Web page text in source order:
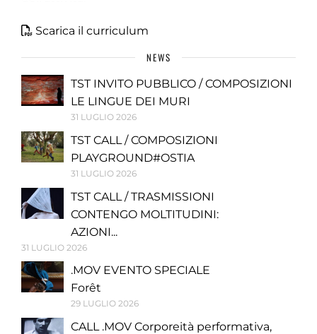
Scarica il curriculum
NEWS
TST INVITO PUBBLICO / COMPOSIZIONI
LE LINGUE DEI MURI
31 LUGLIO 2026
TST CALL / COMPOSIZIONI
PLAYGROUND#OSTIA
31 LUGLIO 2026
TST CALL / TRASMISSIONI
CONTENGO MOLTITUDINI:
AZIONI...
31 LUGLIO 2026
.MOV EVENTO SPECIALE
Forêt
29 LUGLIO 2026
CALL .MOV Corporeità performativa,